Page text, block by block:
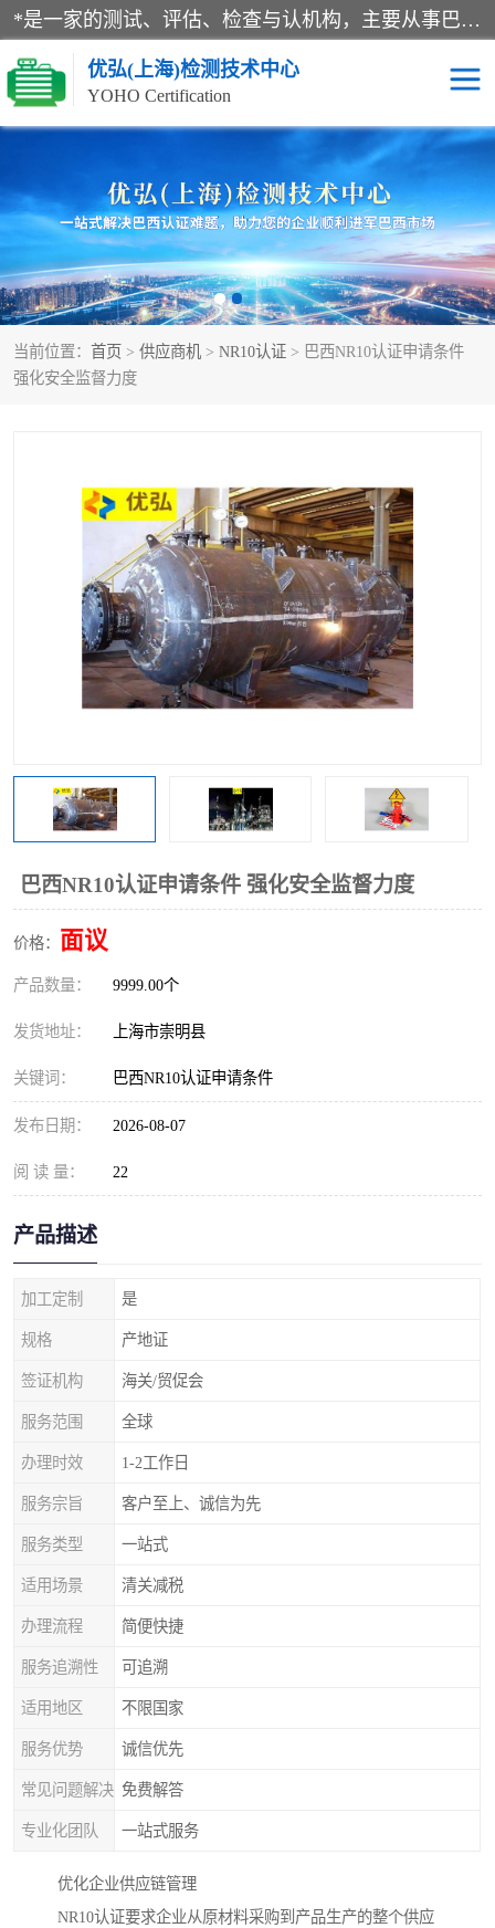
*是一家的测试、评估、检查与认机构，主要从事巴西NR10认证、NR12认证、NR13认证；ANATEL认证、INMTRO认证，欧盟CE认证：MD认证，PED认证，MID认证，ATEX认证，德国蓝色天使认证。
优弘(上海)检测技术中心
YOHO Certification
当前位置： 首页 > 供应商机 > NR10认证 > 巴西NR10认证申请条件
强化安全监督力度
巴西NR10认证申请条件 强化安全监督力度
价格： 面议
产品数量： 9999.00个
发货地址： 上海市崇明县
关键词： 巴西NR10认证申请条件
发布日期： 2026-08-07
阅 读 量： 22
产品描述
加工定制 是
规格 产地证
签证机构 海关/贸促会
服务范围 全球
办理时效 1-2工作日
服务宗旨 客户至上、诚信为先
服务类型 一站式
适用场景 清关减税
办理流程 简便快捷
服务追溯性 可追溯
适用地区 不限国家
服务优势 诚信优先
常见问题解决 免费解答
专业化团队 一站式服务
优化企业供应链管理
NR10认证要求企业从原材料采购到产品生产的整个供应
RECYCLASS认证 NR10认证
NR12认证 NR13认证
ART认证 巴西NR认证
巴西认证 RETIE认证